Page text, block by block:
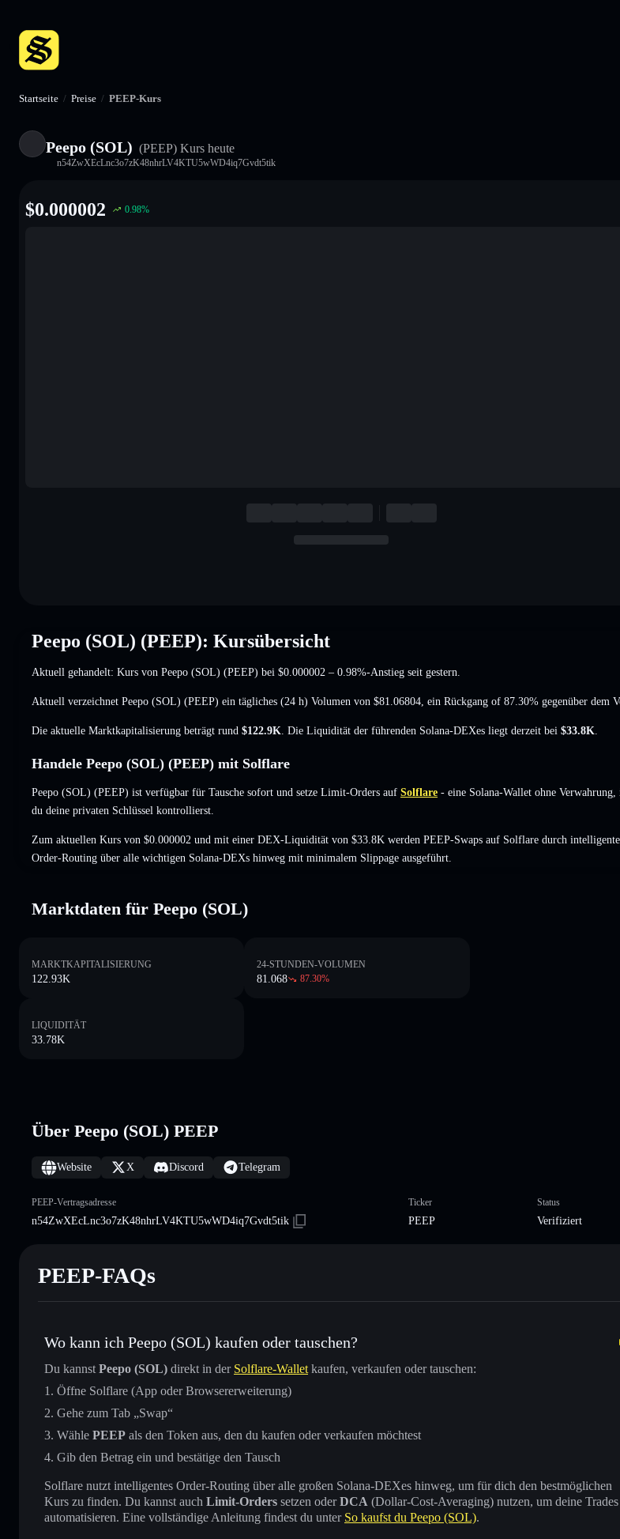
Startseite / Preise / PEEP-Kurs
Peepo (SOL) (PEEP) Kurs heute
n54ZwXEcLnc3o7zK48nhrLV4KTU5wWD4iq7Gvdt5tik
$0.000002 0.98%
Peepo (SOL) (PEEP): Kursübersicht
Aktuell gehandelt: Kurs von Peepo (SOL) (PEEP) bei $0.000002 – 0.98%-Anstieg seit gestern.
Aktuell verzeichnet Peepo (SOL) (PEEP) ein tägliches (24 h) Volumen von $81.06804 ein Rückgang of 87.30% gegenüber dem
Die aktuelle Marktkapitalisierung beträgt rund $122.9K . Die Liquidität der führenden Solana-DEXes liegt derzeit bei $33.8K
Handele Peepo (SOL) (PEEP) mit Solflare
Peepo (SOL) (PEEP) ist verfügbar für Tausche sofort und setze Limit-Orders auf Solflare - eine Solana-Wallet ohne Verwahrung,
du deine privaten Schlüssel kontrollierst.
Zum aktuellen Kurs von $0.000002 und mit einer DEX-Liquidität von $33.8K werden PEEP-Swaps auf Solflare durch
Order-Routing über alle wichtigen Solana-DEXs hinweg mit minimalem Slippage ausgeführt.
Marktdaten für Peepo (SOL)
MARKTKAPITALISIERUNG
122.93K
24-STUNDEN-VOLUMEN
81.068 87.30%
LIQUIDITÄT
33.78K
Über Peepo (SOL) PEEP
Website X Discord Telegram
PEEP-Vertragsadresse
n54ZwXEcLnc3o7zK48nhrLV4KTU5wWD4iq7Gvdt5tik
Ticker
PEEP
Status
Verifiziert
PEEP-FAQs
Wo kann ich Peepo (SOL) kaufen oder tauschen?
Du kannst Peepo (SOL) direkt in der Solflare-Wallet kaufen, verkaufen oder tauschen:
Öffne Solflare (App oder Browsererweiterung)
Gehe zum Tab „Swap“
Wähle PEEP als den Token aus, den du kaufen oder verkaufen möchtest
Gib den Betrag ein und bestätige den Tausch
Solflare nutzt intelligentes Order-Routing über alle großen Solana-DEXes hinweg, um für dich den bestmöglichen
Kurs zu finden. Du kannst auch Limit-Orders setzen oderDCA (Dollar-Cost-Averaging) nutzen, um deine Trades
automatisieren. Eine vollständige Anleitung findest du unter So kaufst du Peepo (SOL).